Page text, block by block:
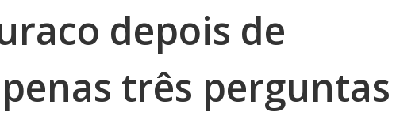
depois de
três perguntas